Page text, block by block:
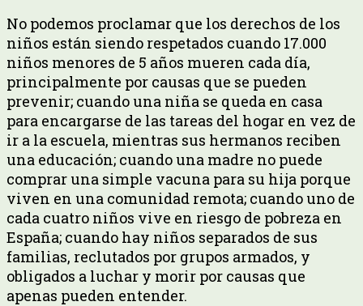
No podemos proclamar que los derechos de los
niños están siendo respetados cuando 17.000
niños menores de 5 años mueren cada día,
principalmente por causas que se pueden
prevenir; cuando una niña se queda en casa
para encargarse de las tareas del hogar en vez de
ir a la escuela, mientras sus hermanos reciben
una educación; cuando una madre no puede
comprar una simple vacuna para su hija porque
viven en una comunidad remota; cuando uno de
cada cuatro niños vive en riesgo de pobreza en
España; cuando hay niños separados de sus
familias, reclutados por grupos armados, y
obligados a luchar y morir por causas que
apenas pueden entender.